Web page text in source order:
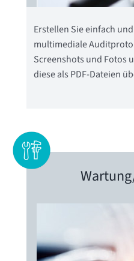
Erstellen Sie einfach
multimediale
Screenshots und Fotos
diese als PDF-Dateien